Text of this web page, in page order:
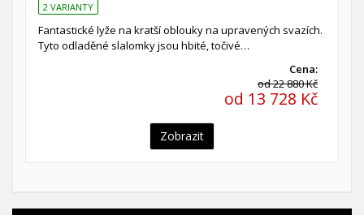
2 VARIANTY
Fantastické lyže na kratší oblouky na upravených svazích.
Tyto odladěné slalomky jsou hbité, točivé…
Cena:
od 22 880 Kč
od 13 728 Kč
Zobrazit